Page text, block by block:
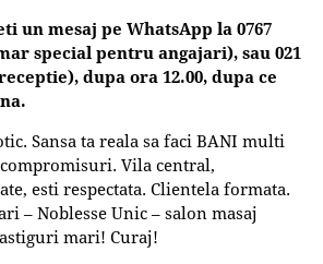
un mesaj pe WhatsApp la 0767
special pentru angajari), sau 021
dupa ora 12.00, dupa ce
Sansa ta reala sa faci BANI multi
Vila central,
esti respectata. Clientela formata.
– Noblesse Unic – salon masaj
mari! Curaj!